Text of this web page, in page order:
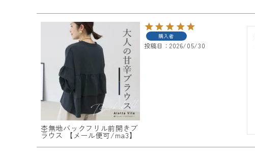
ACCOUNT MENU
ようこそ ゲスト 様
ログイン 会員登録
杢無地バックフリル前開きブ
ラウス 【メール便可/ma3】
購入者
投稿日 2026/05/30